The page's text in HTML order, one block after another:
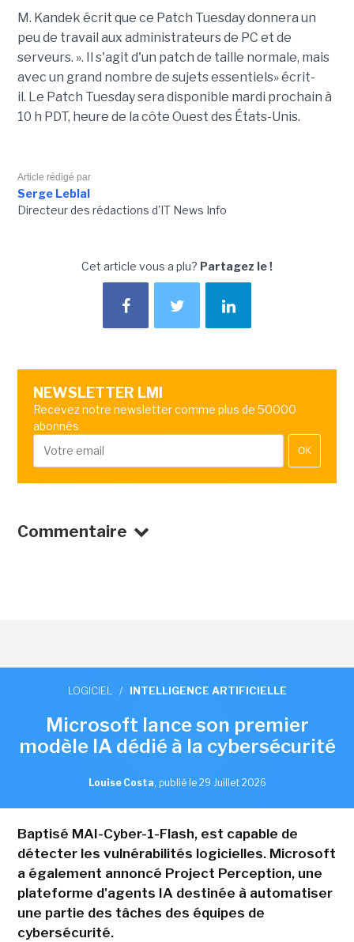
M. Kandek écrit que ce Patch Tuesday donnera un
peu de travail aux administrateurs de PC et de
serveurs. ». Il s'agit d'un patch de taille normale, mais
avec un grand nombre de sujets essentiels» écrit-
il. Le Patch Tuesday sera disponible mardi prochain à
10 h PDT, heure de la côte Ouest des États-Unis.
Article rédigé par
Serge Leblal
Directeur des rédactions d'IT News Info
Cet article vous a plu? Partagez le !
NEWSLETTER LMI
Recevez notre newsletter comme plus de 50000
abonnés
OK
Commentaire
LOGICIEL / INTELLIGENCE ARTIFICIELLE
Microsoft lance son premier
modèle IA dédié à la cybersécurité
Louise Costa, publié le 29 Juillet 2026
Baptisé MAI-Cyber-1-Flash, est capable de
détecter les vulnérabilités logicielles. Microsoft
a également annoncé Project Perception, une
plateforme d'agents IA destinée à automatiser
une partie des tâches des équipes de
cybersécurité.